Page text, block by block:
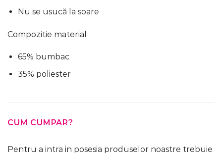
Nu se usucă la soare
Compozitie material
65% bumbac
35% poliester
CUM CUMPAR?
Pentru a intra in posesia produselor noastre trebuie